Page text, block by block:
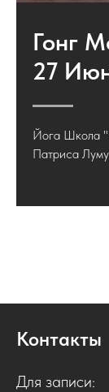
Гонг
27
Йога Школа
Патриса
Контакты
Для записи: